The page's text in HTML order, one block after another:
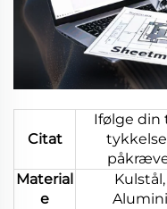
Citat
Ifølge din
Material
e